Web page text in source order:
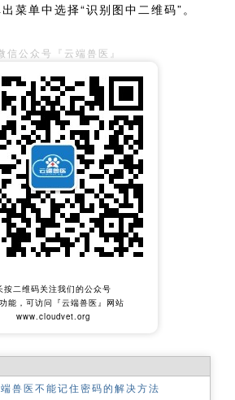
菜单中选择“识别图中二维码”。
信公众号『云端兽医』
按二维码关注我们的公众号
能，可访问『云端兽医』网站
www.cloudvet.org
兽医不能记住密码的解决方法